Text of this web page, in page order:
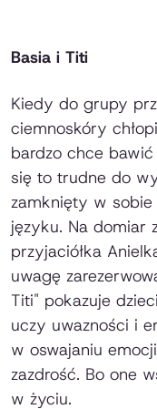
Basia i Titi
Kiedy do grupy
ciemnoskóry
bardzo chce
się to trudne do
zamknięty w
języku. Na domiar
przyjaciółka
uwagę
Titi" pokazuje
uczy uwazności i
w oswajaniu
zazdrość. Bo one
w życiu.